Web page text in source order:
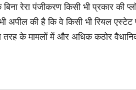
रेरा पंजीकरण किसी भी प्रकार की
अपील की है कि वे किसी भी रियल
के मामलों में और अधिक कठोर